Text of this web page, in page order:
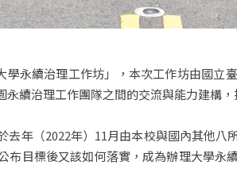
學永續治理工作坊」，本次工作坊由國立
續治理工作團隊之間的交流與能力建構
年（2022年）11月由本校與國內其他
布目標後又該如何落實，成為辦理大學